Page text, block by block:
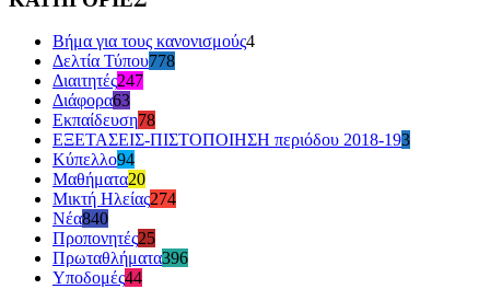
Βήμα για τους κανονισμούς4
Δελτία Τύπου778
Διαιτητές247
Διάφορα63
Εκπαίδευση78
ΕΞΕΤΑΣΕΙΣ-ΠΙΣΤΟΠΟΙΗΣΗ περιόδου 2018-193
Κύπελλο94
Μαθήματα20
Μικτή Ηλείας274
Νέα840
Προπονητές25
Πρωταθλήματα396
Υποδομές44